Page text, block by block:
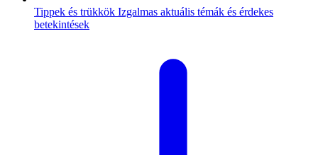
Tippek és trükkök Izgalmas aktuális témák és érdekes
betekintések